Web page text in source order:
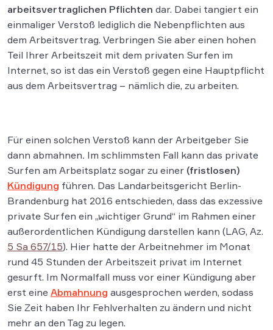
arbeitsvertraglichen Pflichten dar. Dabei tangiert ein
einmaliger Verstoß lediglich die Nebenpflichten aus
dem Arbeitsvertrag. Verbringen Sie aber einen hohen
Teil Ihrer Arbeitszeit mit dem privaten Surfen im
Internet, so ist das ein Verstoß gegen eine Hauptpflicht
aus dem Arbeitsvertrag – nämlich die, zu arbeiten.
Für einen solchen Verstoß kann der Arbeitgeber Sie
dann abmahnen. Im schlimmsten Fall kann das private
Surfen am Arbeitsplatz sogar zu einer (fristlosen)
Kündigung führen. Das Landarbeitsgericht Berlin-
Brandenburg hat 2016 entschieden, dass das exzessive
private Surfen ein „wichtiger Grund“ im Rahmen einer
außerordentlichen Kündigung darstellen kann (LAG, Az.
5 Sa 657/15). Hier hatte der Arbeitnehmer im Monat
rund 45 Stunden der Arbeitszeit privat im Internet
gesurft. Im Normalfall muss vor einer Kündigung aber
erst eine Abmahnung ausgesprochen werden, sodass
Sie Zeit haben Ihr Fehlverhalten zu ändern und nicht
mehr an den Tag zu legen.